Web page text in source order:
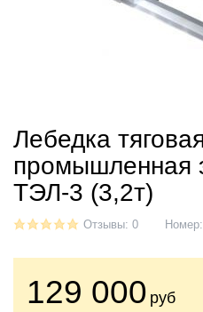
Лебедка
промышленная
ТЭЛ-3 (3,2т)
Отзывы: 0 Номер:
129 000 руб